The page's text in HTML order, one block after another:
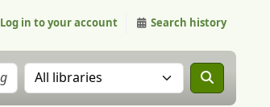
Log in to your account Search history
Search the catalog in: